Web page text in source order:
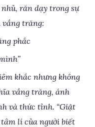
răn dạy trong sự
trăng:
phắc
khắc nhưng không
vầng trăng, ánh
và thức tỉnh. “Giật
lí của người biết